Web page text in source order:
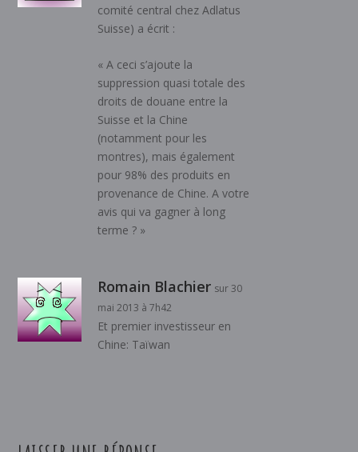
comité central chez Adlatus
Suisse) a écrit :
« A ceci s’ajoute la
suppression quasi totale des
droits de douane entre la
Suisse et la Chine
(notamment pour les
montres), mais également
pour 98% des produits en
provenance de Chine. A votre
avis qui va gagner à long
terme ? »
Romain Blachier sur 30
mai 2013 à 7h42
Et premier investisseur en
Chine: Taïwan